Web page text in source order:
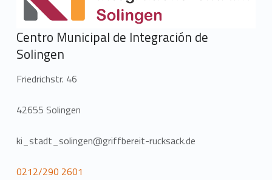
Centro Municipal de Integración de
Solingen
Friedrichstr. 46
42655 Solingen
ki_stadt_solingen@griffbereit-rucksack.de
0212/290 2601